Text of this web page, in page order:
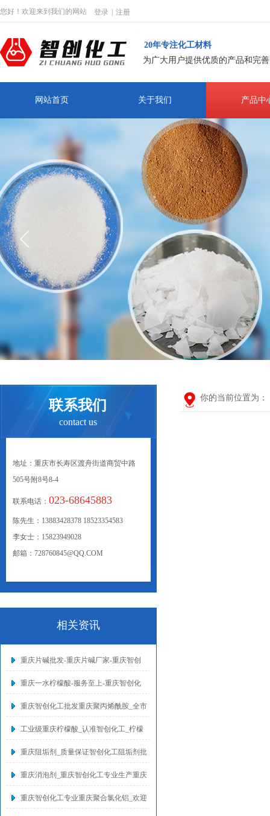
登录 注册
您好！欢迎来到我们的网站
20年专注化工材料
为广大用户提供优质的产品和完
网站首页 关于我们 产品中
你的当前位置为：
联系我们
contact us
地址：重庆市长寿区渡舟街道商贸中路
505号附8号8-4
联系电话： 023-68645883
陈先生：13883428378 18523354583
李女士：15823949028
邮箱：728760845@QQ.COM
相关资讯
重庆片碱批发-重庆片碱厂家-重庆智创
重庆一水柠檬酸-服务至上-重庆智创化
重庆智创化工批发重庆聚丙烯酰胺_全市
工业级重庆柠檬酸_认准智创化工_柠檬
重庆阻垢剂_质量保证智创化工阻垢剂批
重庆消泡剂_重庆智创化工专业生产重庆
重庆智创化工专业重庆聚合氯化铝_欢迎